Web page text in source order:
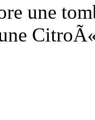
une